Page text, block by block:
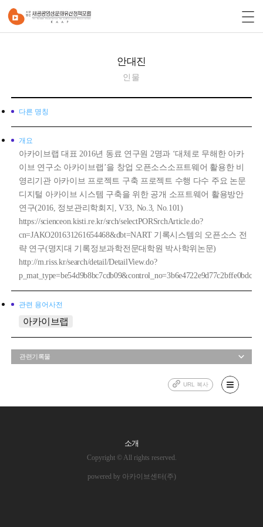
안대진
인물
다른 명칭
개요
아카이브랩 대표 2016년 동료 연구원 2명과 ‘대체로 무해한 아카
이브 연구소 아카이브랩’을 창업 오픈소스소프트웨어 활용한 비
영리기관 아카이브 프로젝트 구축 프로젝트 수행 다수 주요 논문
디지털 아카이브 시스템 구축을 위한 공개 소프트웨어 활용방안
연구(2016, 정보관리학회지, V33, No.3, No.101)
https://scienceon.kisti.re.kr/srch/selectPORSrchArticle.do?
cn=JAKO201631261654468&dbt=NART 기록시스템의 오픈소스 전
략 연구(명지대 기록정보과학전문대학원 박사학위논문)
http://m.riss.kr/search/detail/DetailView.do?
관련 용어사전
아카이브랩
관련기록물
URL 복사
소개
Copyright © All rights reserved.
powered by 아카이브센터(주)